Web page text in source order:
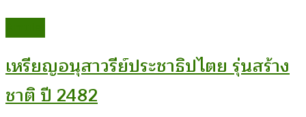
เหรียญอนุสาวรีย์ประชาธิปไตย รุ่นสร้าง
ชาติ ปี 2482